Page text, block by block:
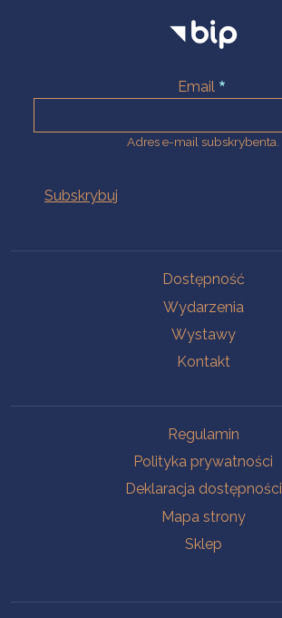
Email
Adres e-mail subskrybenta.
Dostępność
Wydarzenia
Wystawy
Kontakt
Regulamin
Polityka prywatności
Deklaracja dostępności
Mapa strony
Sklep